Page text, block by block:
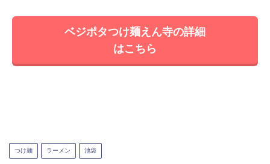
ベジポタつけ麺えん寺の詳細
はこちら
つけ麺 ラーメン 池袋